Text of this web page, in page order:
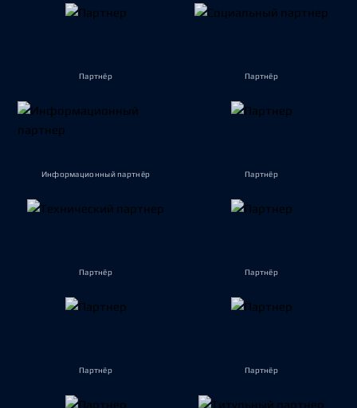
Партнёр Партнёр
Информационный партнёр Партнёр
Партнёр Партнёр
Партнёр Партнёр